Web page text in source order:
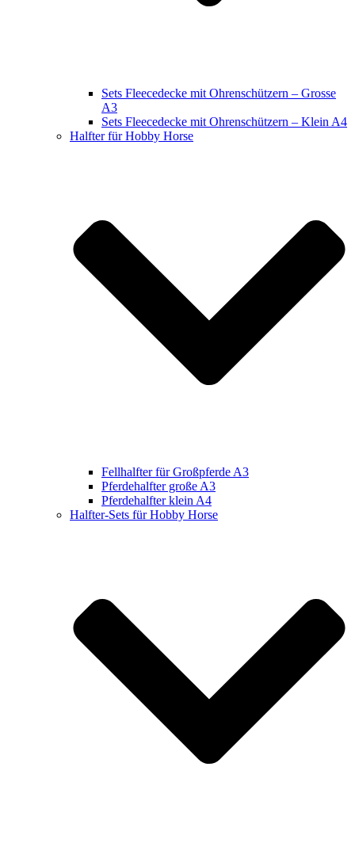
Sets Fleecedecke mit Ohrenschützern – Grosse
A3
Sets Fleecedecke mit Ohrenschützern – Klein A4
Halfter für Hobby Horse
Fellhalfter für Großpferde A3
Pferdehalfter große A3
Pferdehalfter klein A4
Halfter-Sets für Hobby Horse